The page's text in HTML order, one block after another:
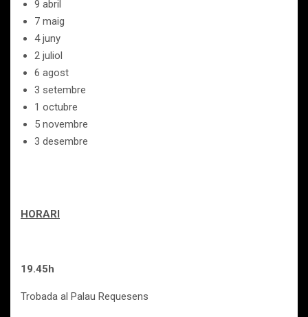
9 abril
7 maig
4 juny
2 juliol
6 agost
3 setembre
1 octubre
5 novembre
3 desembre
HORARI
19.45h
Trobada al Palau Requesens